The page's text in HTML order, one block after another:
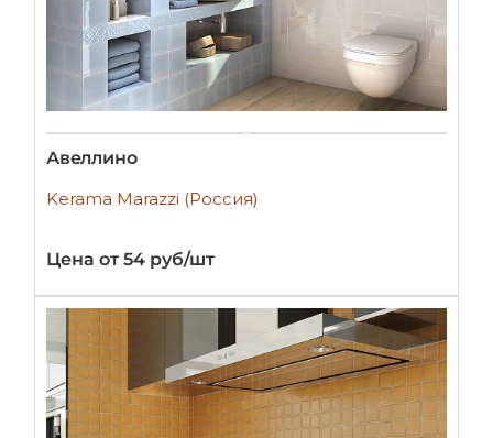
Авеллино
Kerama Marazzi (Россия)
Цена от 54 руб/шт